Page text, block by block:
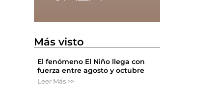
Más visto
El fenómeno El Niño llega con
fuerza entre agosto y octubre
Leer Más >>